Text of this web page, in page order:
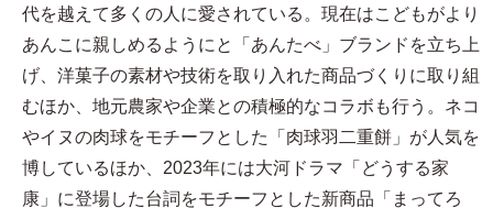
代を越えて多くの人に愛されている。現在はこどもがより
あんこに親しめるようにと「あんたべ」ブランドを立ち上
げ、洋菓子の素材や技術を取り入れた商品づくりに取り組
むほか、地元農家や企業との積極的なコラボも行う。ネコ
やイヌの肉球をモチーフとした「肉球羽二重餅」が人気を
博しているほか、2023年には大河ドラマ「どうする家
康」に登場した台詞をモチーフとした新商品「まってろ